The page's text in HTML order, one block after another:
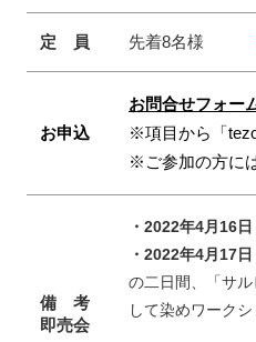
定 員 先着8名様 定
お申込
お問合せフォー
※項目から「
※ご参加の方に
備 考
即売会
・2022年4月16
・2022年4月17
の二日間、「サ
して染めワーク